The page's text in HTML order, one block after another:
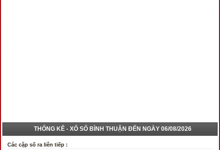
THỐNG KÊ - XỔ SỐ BÌNH THUẬN ĐẾN NGÀY 06/08/2026
Các cặp số ra liên tiếp :